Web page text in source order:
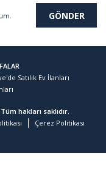
Satılık Ev İlanları
hakları saklıdır.
Çerez Politikası